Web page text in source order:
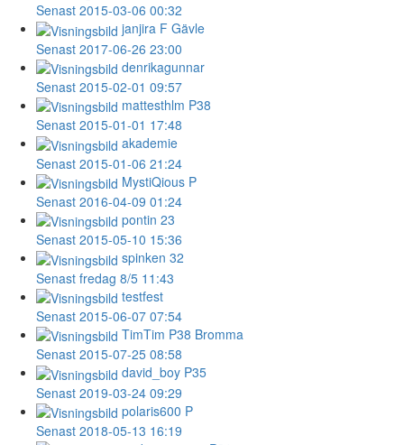
Senast 2015-03-06 00:32
janjira F Gävle
Senast 2017-06-26 23:00
denrikagunnar
Senast 2015-02-01 09:57
mattesthlm P38
Senast 2015-01-01 17:48
akademie
Senast 2015-01-06 21:24
MystiQious P
Senast 2016-04-09 01:24
pontin 23
Senast 2015-05-10 15:36
spinken 32
Senast fredag 8/5 11:43
testfest
Senast 2015-06-07 07:54
TimTim P38 Bromma
Senast 2015-07-25 08:58
david_boy P35
Senast 2019-03-24 09:29
polaris600 P
Senast 2018-05-13 16:19